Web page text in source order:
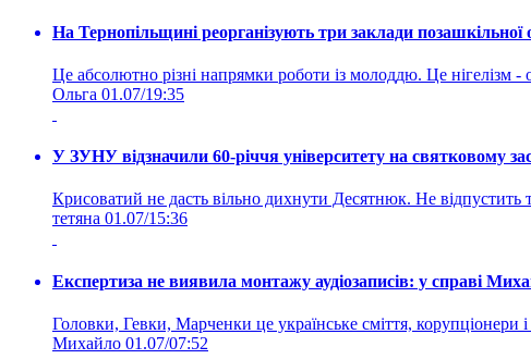
На Тернопільщині реорганізують три заклади
Це абсолютно різні напрямки роботи із молоддю. Це нігелізм
Ольга 01.07/19:35
У ЗУНУ відзначили 60-річчя університету на святковому
Крисоватий не дасть вільно дихнути Десятнюк. Не відпустить
тетяна 01.07/15:36
Експертиза не виявила монтажу аудіозаписів: у справі
Головки, Гевки, Марченки це українське сміття, корупціонери і
Михайло 01.07/07:52